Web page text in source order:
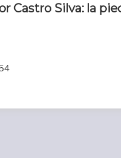
Castro Silva: la